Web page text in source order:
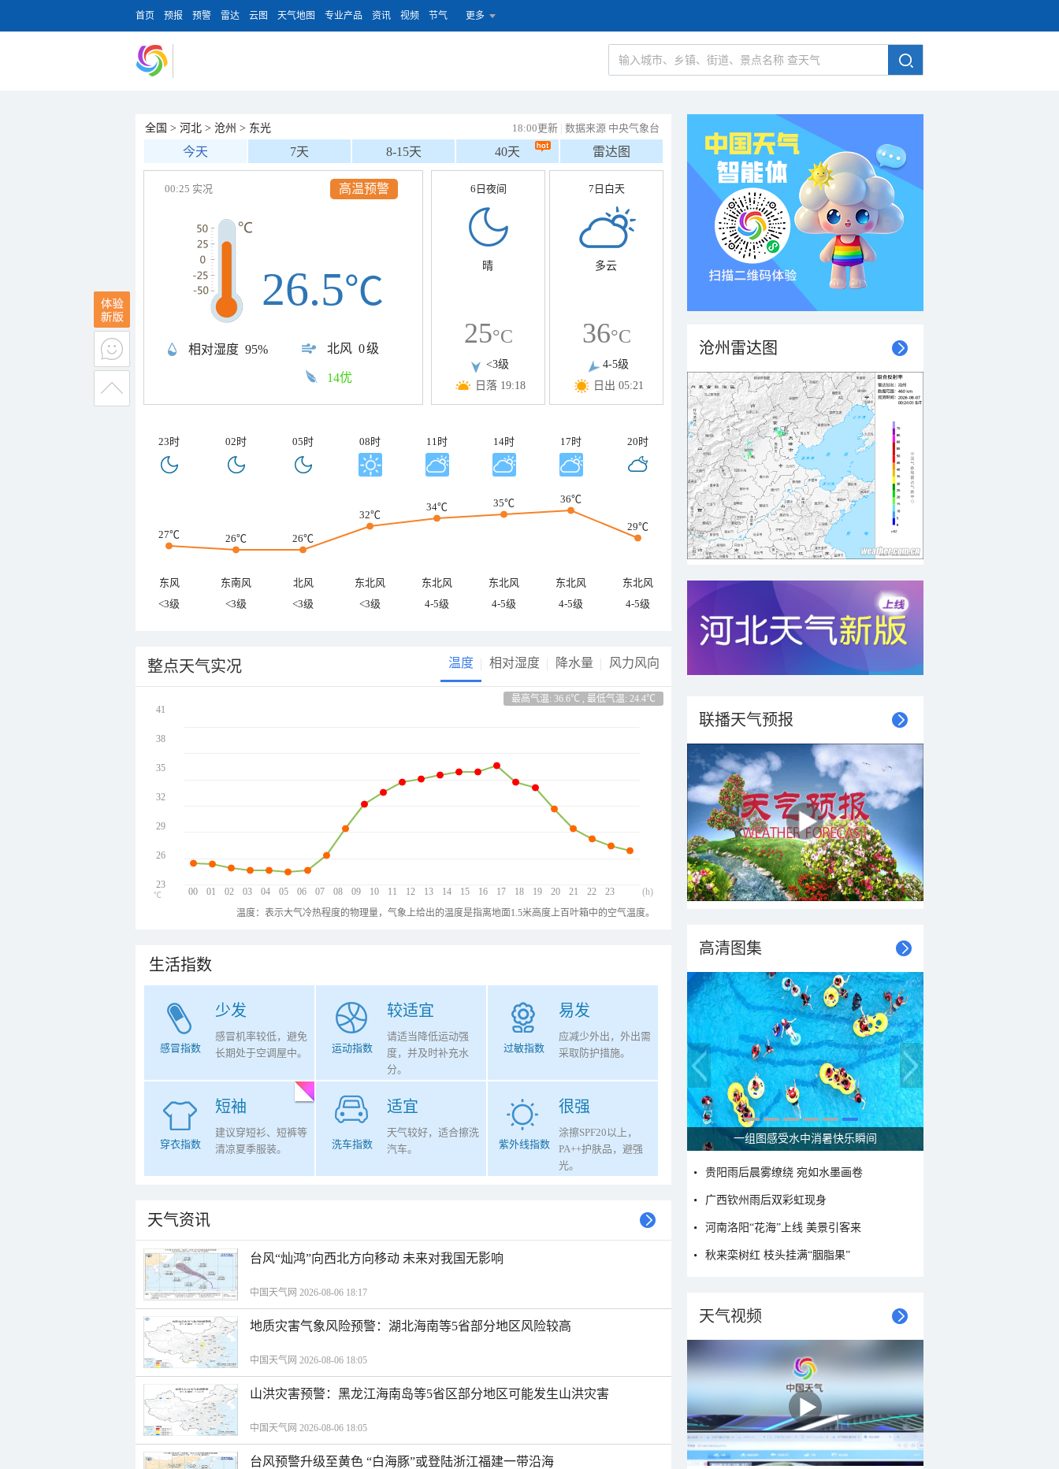
首页 预报 预警 雷达 云图 天气地图 专业产品 资讯 视频 节气 更多
全国 > 河北 > 沧州 > 东光 18:00更新 | 数据来源 中央气象台
今天 7天 8-15天 40天 雷达图
00:25 实况
相对湿度 95% 北风 0级
26.5℃
14优
大风预警 6日夜间
晴
25°C
<3级
日落 19:18
7日白天
多云
36°C
4-5级
日出 05:21
23时 02时 05时 08时 11时 14时 17时 20时
27℃ 26℃ 26℃
32℃
34℃ 35℃ 36℃
29℃
东风 东南风 北风 东北风 东北风 东北风 东北风
东北风
<3级
<3级 <3级 <3级 4-5级 4-5级 4-5级 4-5级
整点天气实况 温度 相对湿度 降水量 风力风向
最高气温: 36.6℃ , 最低气温: 24.4℃
00 01 02 03 04 05 06 07 08 09 10 11 12 13 14 15 16 17 18 19 20 21 22 23
41
38
35
32
29
26
23
(h)
℃
温度：表示大气冷热程度的物理量，气象上给出的温度是指离地面1.5米高度上百叶箱中的空气温度。
生活指数
少发
感冒指数
感冒机率较低，避免
长期处于空调屋中。
较适宜
运动指数
请适当降低运动强
度，并及时补充水
分。
易发
过敏指数
应减少外出，外出需
采取防护措施。
短袖
穿衣指数
建议穿短衫、短裤等
清凉夏季服装。
适宜
洗车指数
天气较好，适合擦洗
汽车。
很强
紫外线指数
涂擦SPF20以上，
PA++护肤品，避强
光。
天气资讯
台风“灿鸿”向西北方向移动 未来对我国无影响
中国天气网 2026-08-06 18:17
地质灾害气象风险预警：湖北海南等5省部分地区风险较高
中国天气网 2026-08-06 18:05
山洪灾害预警：黑龙江海南岛等5省区部分地区可能发生山洪灾害
中国天气网 2026-08-06 18:05
台风预警升级至黄色 “白海豚”或登陆浙江福建一带沿海
沧州雷达图
联播天气预报
高清图集
一组图感受水中消暑快乐瞬间
贵阳雨后晨雾缭绕 宛如水墨画卷
广西钦州雨后双彩虹现身
河南洛阳“花海”上线 美景引客来
秋来栾树红 枝头挂满“胭脂果”
天气视频